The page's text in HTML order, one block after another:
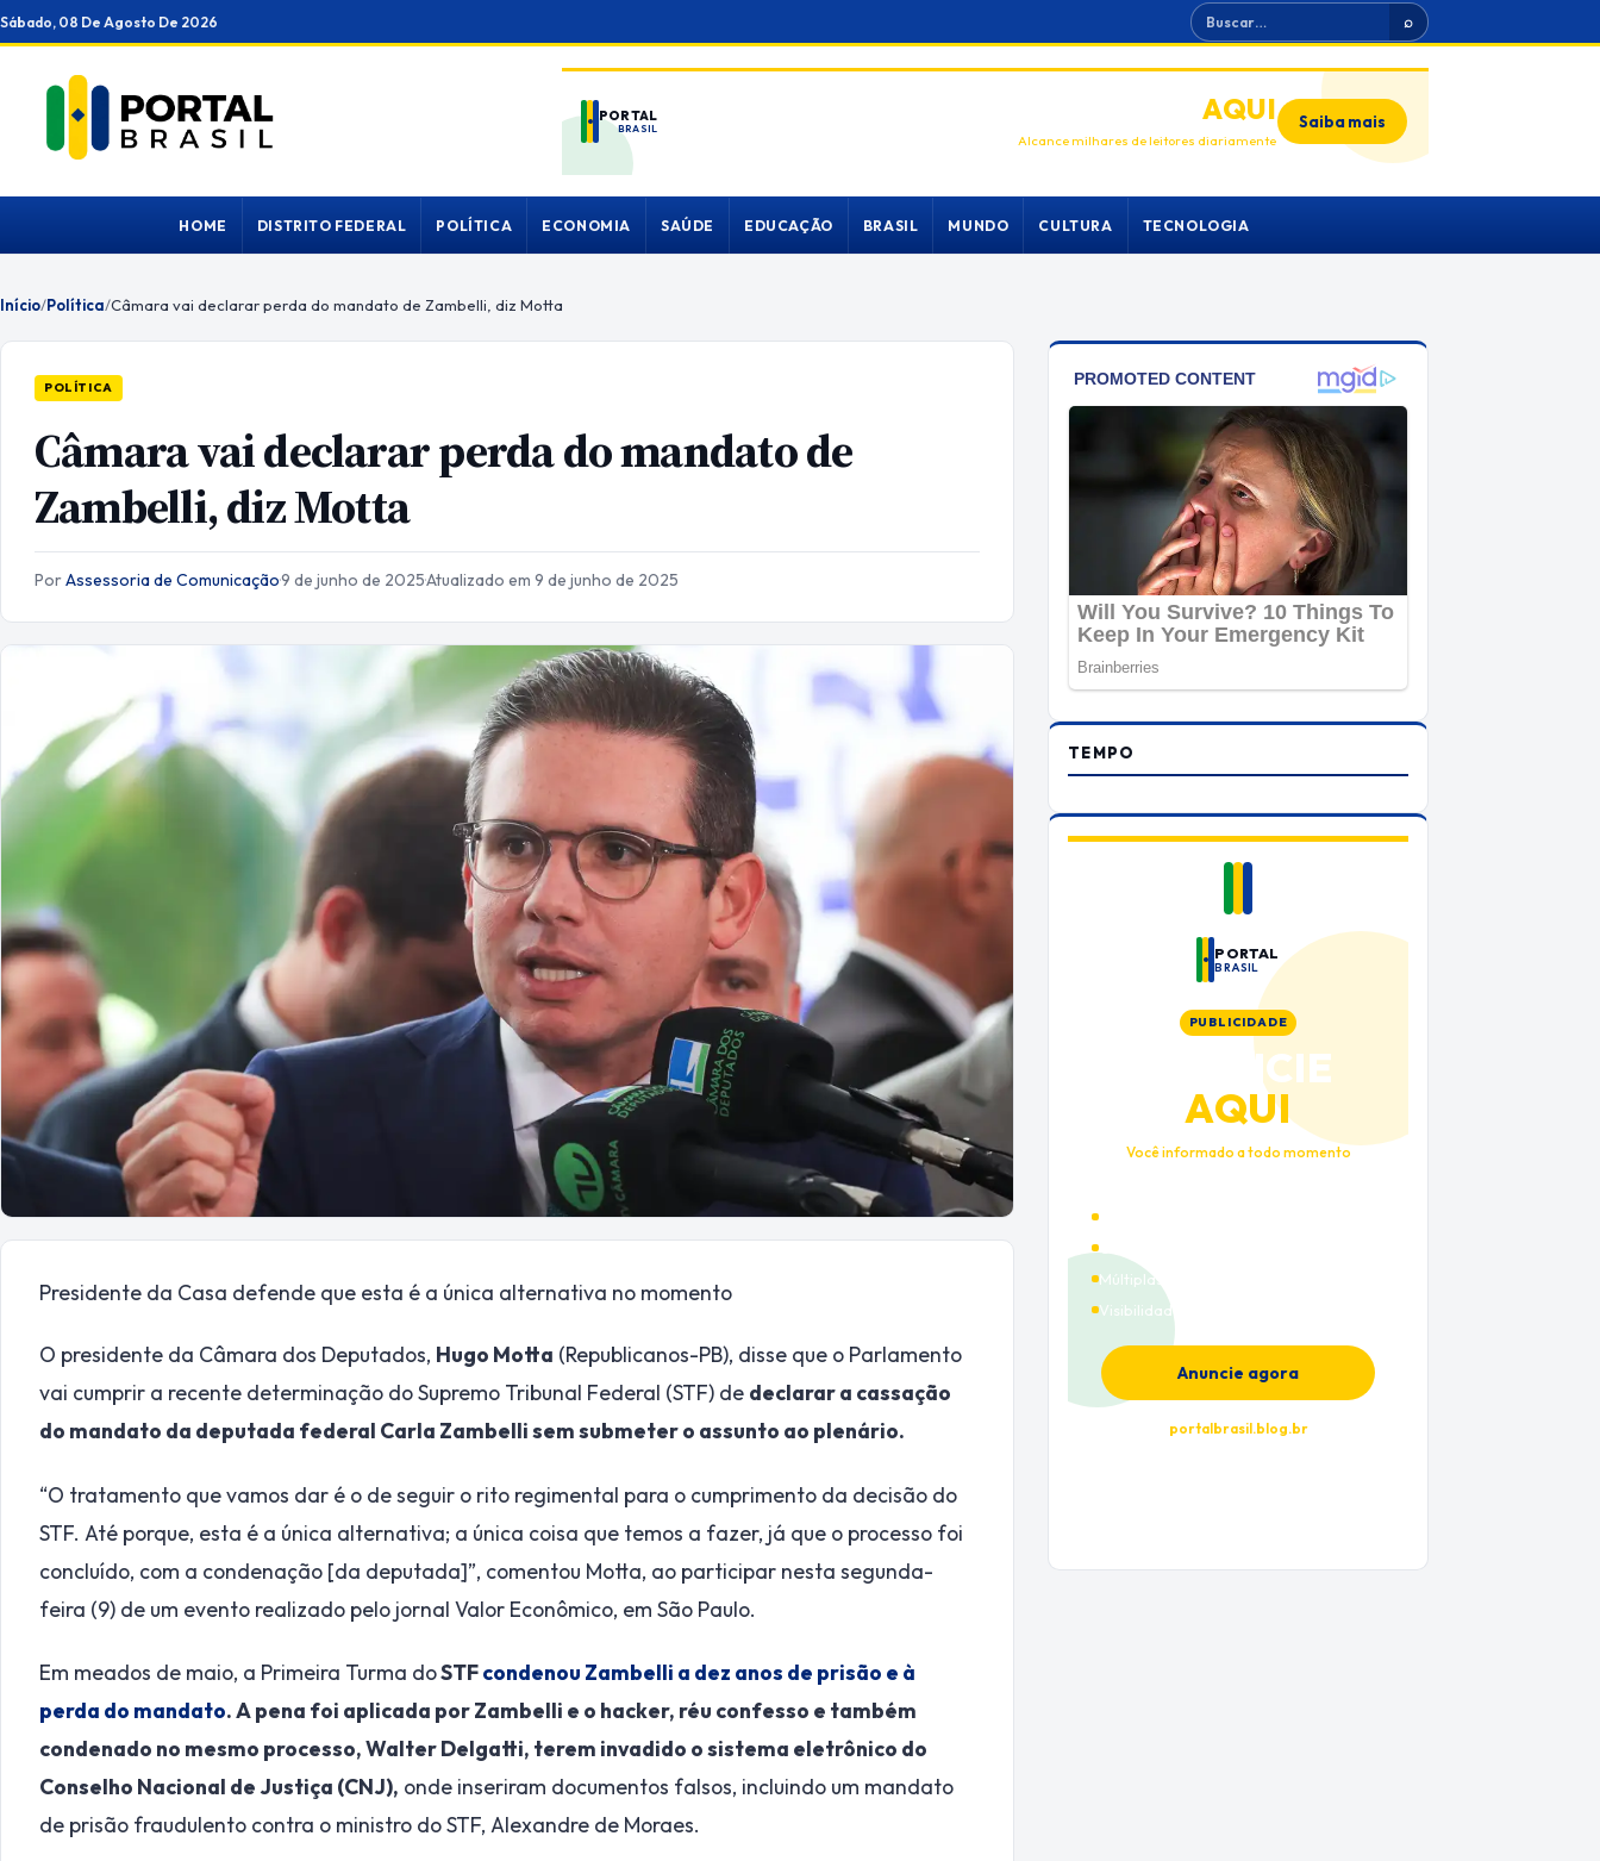
Ir
para
conteúdo
Sábado, 08 De Agosto De 2026 Buscar ⌕
PORTAL
BRASIL
ANUNCIEAQUI
Alcance milhares de leitores diariamente
Saiba mais
HOME DISTRITO FEDERAL POLÍTICA ECONOMIA SAÚDE EDUCAÇÃO BRASIL MUNDO CULTURA TECNOLOGIA
Início/Política/Câmara vai declarar perda do mandato de Zambelli, diz Motta
POLÍTICA
Câmara vai declarar perda do mandato de
Zambelli, diz Motta
PorAssessoria de Comunicação·9 de junho de 2025·Atualizado em 9 de junho de 2025
Presidente da Casa defende que esta é a única alternativa no momento
O presidente da Câmara dos Deputados, Hugo Motta (Republicanos-PB), disse que o Parlamento
vai cumprir a recente determinação do Supremo Tribunal Federal (STF) de declarar a cassação
do mandato da deputada federal Carla Zambelli sem submeter o assunto ao plenário.
“O tratamento que vamos dar é o de seguir o rito regimental para o cumprimento da decisão do
STF. Até porque, esta é a única alternativa; a única coisa que temos a fazer, já que o processo foi
concluído, com a condenação [da deputada]”, comentou Motta, ao participar nesta segunda-
feira (9) de um evento realizado pelo jornal Valor Econômico, em São Paulo.
Em meados de maio, a Primeira Turma doSTFcondenou Zambelli a dez anos de prisão e à
perda do mandato. A pena foi aplicada por Zambelli e o hacker, réu confesso e também
condenado no mesmo processo, Walter Delgatti, terem invadido o sistema eletrônico do
Conselho Nacional de Justiça (CNJ), onde inseriram documentos falsos, incluindo um mandato
de prisão fraudulento contra o ministro do STF, Alexandre de Moraes.
TEMPO
PORTAL
BRASIL
PUBLICIDADE
ANUNCIE
AQUI
Você informado a todo momento
Cobertura nacional
Múltiplas categorias
Visibilidade premium
Anuncie agora
portalbrasil.blog.br